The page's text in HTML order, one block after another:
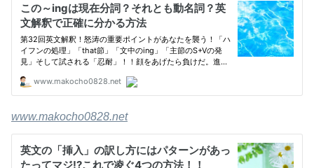
www.makocho0828.net